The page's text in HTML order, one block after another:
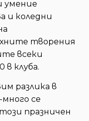
умение
и коледни
творения
всеки
в клуба.
разлика в
се
празничен